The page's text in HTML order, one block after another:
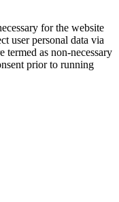
for the website
user personal data via
termed as non-necessary
prior to running